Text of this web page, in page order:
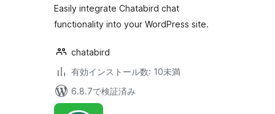
Easily integrate Chatabird chat
functionality into your WordPress site.
chatabird
有効インストール数: 10未満
6.8.7で検証済み